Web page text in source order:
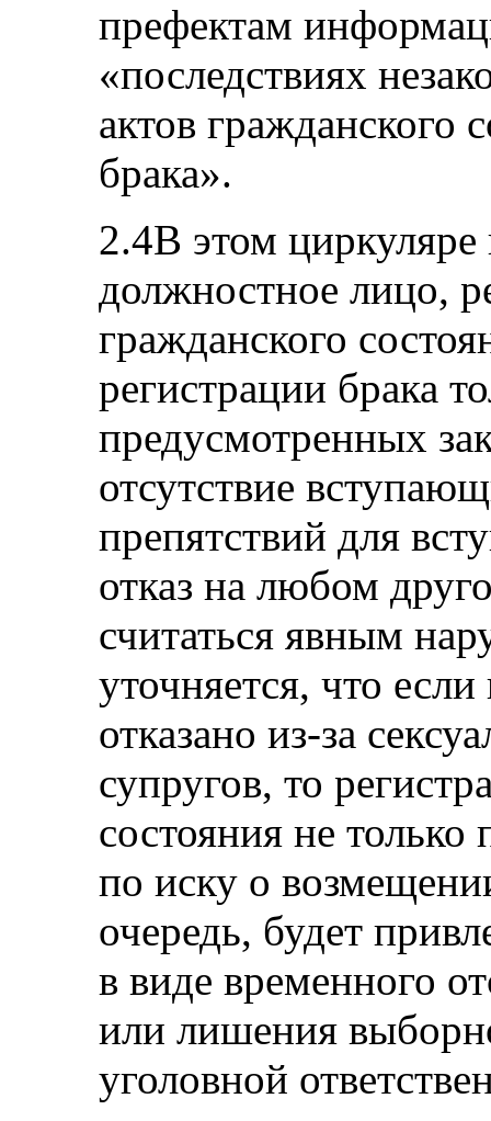
префектам
«последствиях
актов гражданского
брака».
2.4В этом циркуляре
должностное лицо,
гражданского
регистрации брака
предусмотренных
отсутствие
препятствий для
отказ на любом
считаться явным
уточняется, что
отказано из-за
супругов, то
состояния не только
по иску о
очередь, будет
в виде временного
или лишения
уголовной